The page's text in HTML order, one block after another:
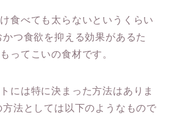
食べても太らないというくらい
かつ食欲を抑える効果があるた
ってこいの食材です。
には特に決まった方法はありま
方法としては以下のようなもので